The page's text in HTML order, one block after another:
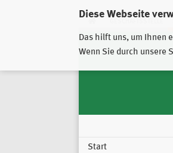
Diese Webseite
Das hilft uns, um Ihnen
Wenn Sie durch unsere
Start